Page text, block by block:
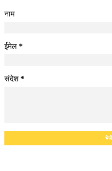
नाम
ईमेल *
संदेश*